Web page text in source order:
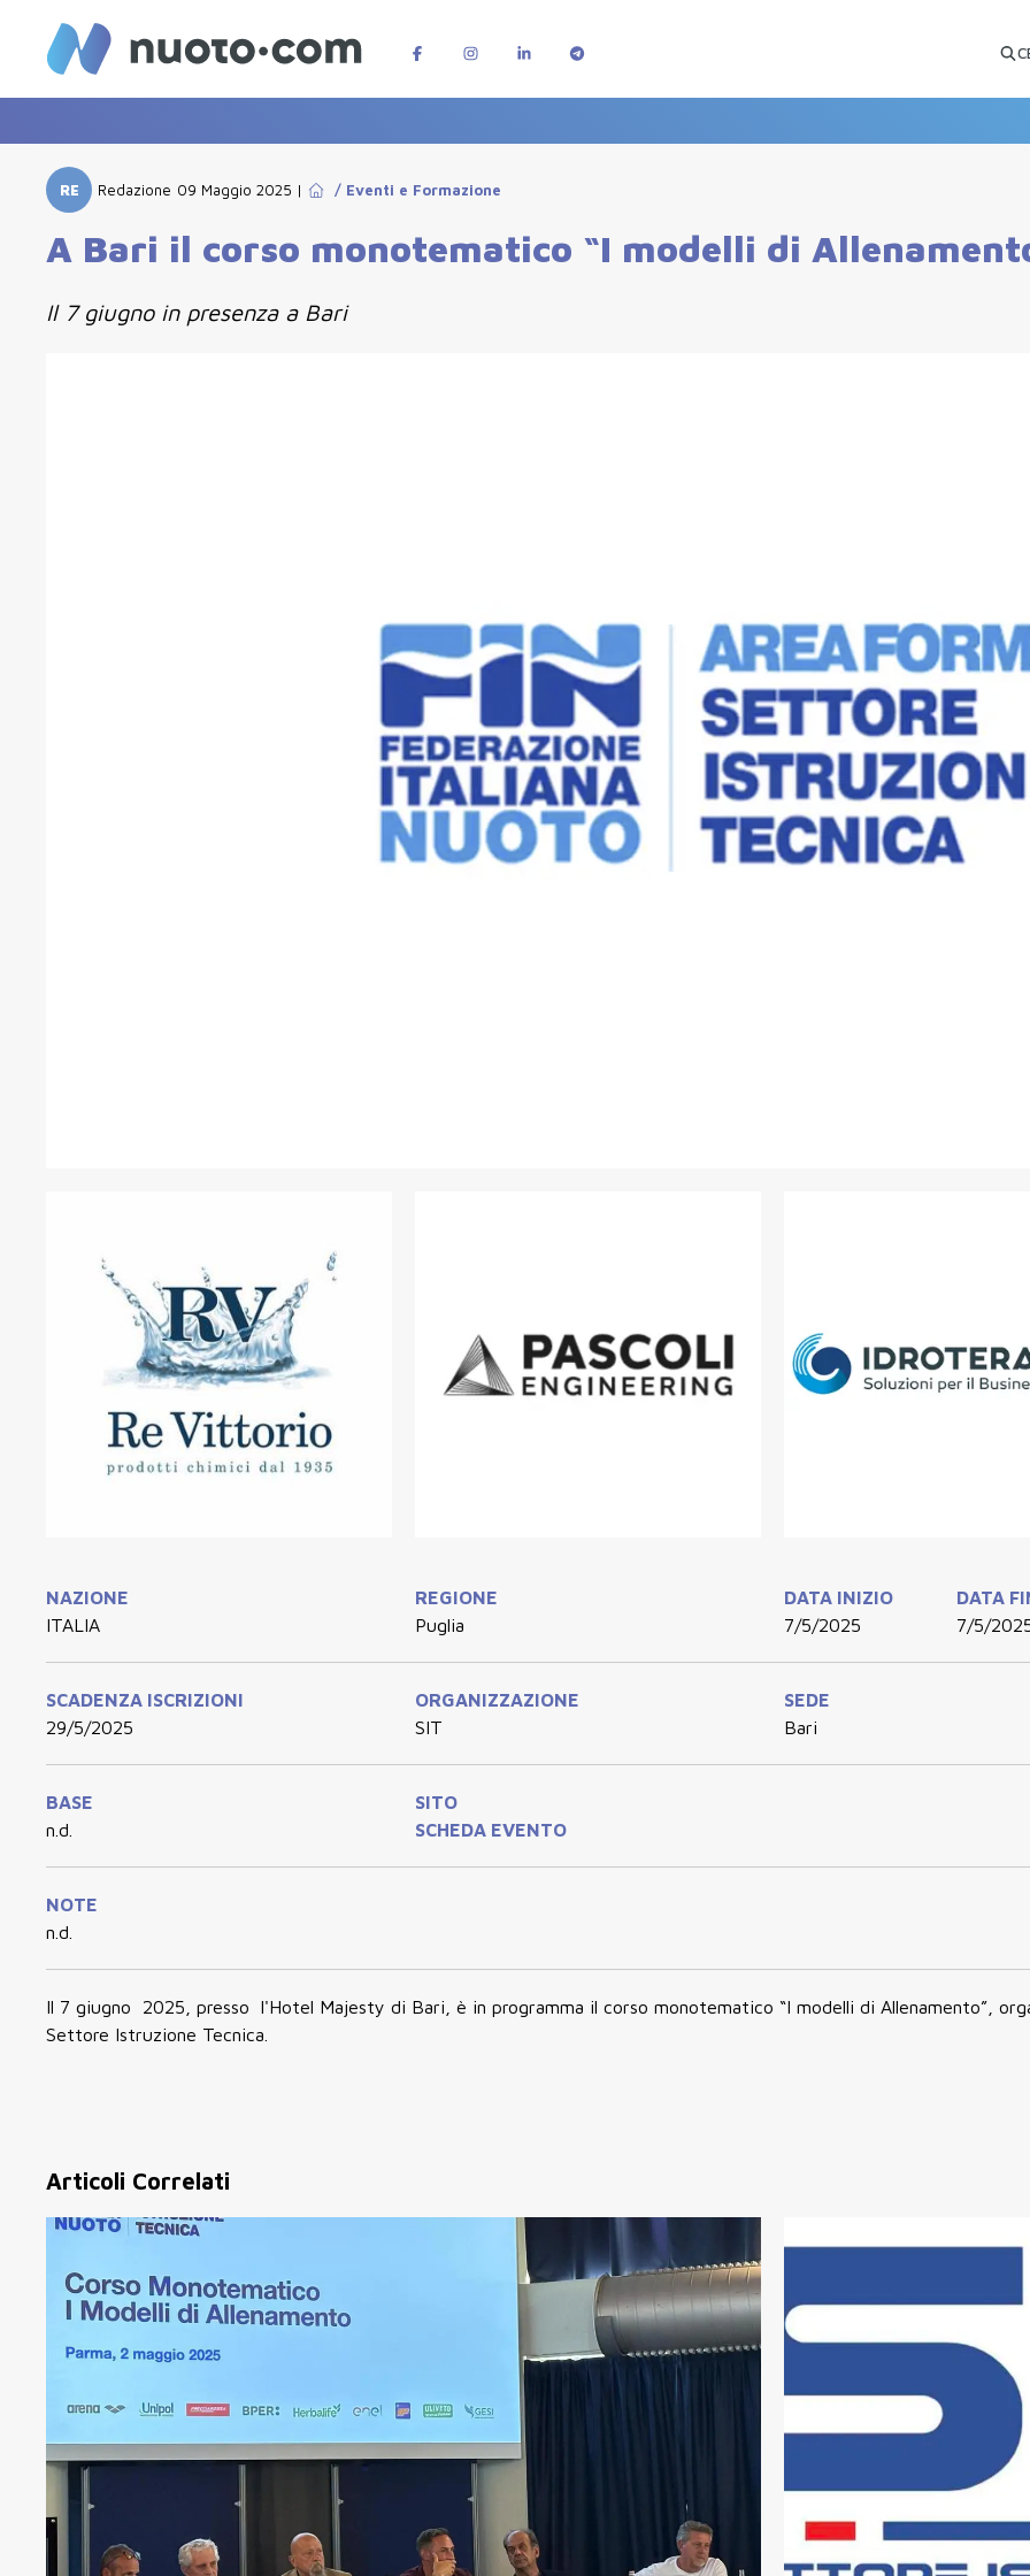
RE Redazione 09 Maggio 2025 | / Eventi e Formazione
A Bari il corso monotematico “I modelli di
Il 7 giugno in presenza a Bari
NAZIONE
ITALIA
REGIONE
Puglia
DATA INIZIO
7/5/2025
DATA
7/5/
SCADENZA ISCRIZIONI
29/5/2025
ORGANIZZAZIONE
SIT
SEDE
Bari
BASE
n.d.
SITO
SCHEDA EVENTO
NOTE
n.d.
Il 7 giugno 2025, presso l'Hotel Majesty di Bari, è in programma il corso monotematico “I modelli di Allenamento”,
Settore Istruzione Tecnica.
Articoli Correlati